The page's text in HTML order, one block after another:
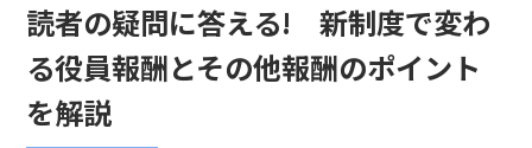
読者の疑問に答える! 新制度で変わ
る役員報酬とその他報酬のポイント
を解説